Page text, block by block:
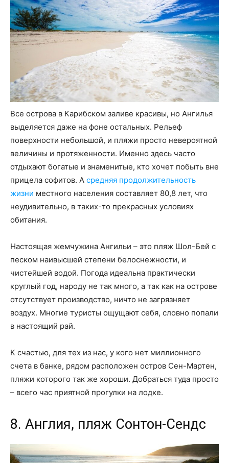
Все острова в Карибском заливе красивы, но Ангилья
выделяется даже на фоне остальных. Рельеф
поверхности небольшой, и пляжи просто невероятной
величины и протяженности. Именно здесь часто
отдыхают богатые и знаменитые, кто хочет побыть вне
прицела софитов. А средняя продолжительность
жизни местного населения составляет 80,8 лет, что
неудивительно, в таких-то прекрасных условиях
обитания.
Настоящая жемчужина Ангильи – это пляж Шол-Бей с
песком наивысшей степени белоснежности, и
чистейшей водой. Погода идеальна практически
круглый год, народу не так много, а так как на острове
отсутствует производство, ничто не загрязняет
воздух. Многие туристы ощущают себя, словно попали
в настоящий рай.
К счастью, для тех из нас, у кого нет миллионного
счета в банке, рядом расположен остров Сен-Мартен,
пляжи которого так же хороши. Добраться туда просто
– всего час приятной прогулки на лодке.
8. Англия, пляж Сонтон-Сендс